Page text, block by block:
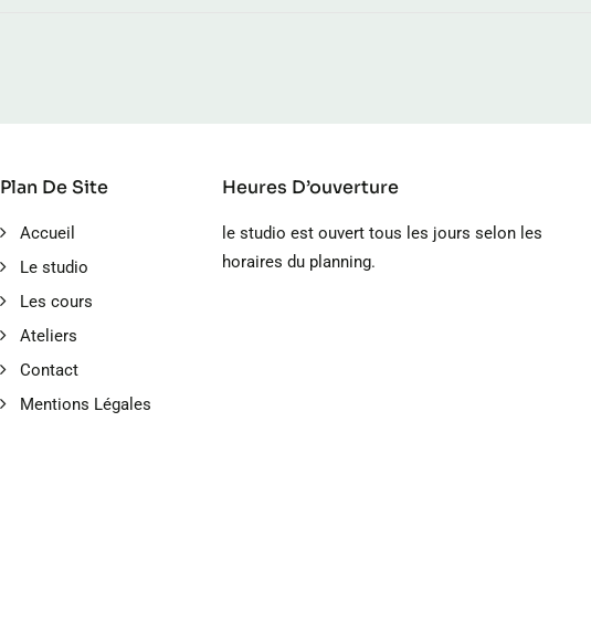
Plan De Site
Accueil
Le studio
Les cours
Ateliers
Contact
Mentions Légales
Heures D’ouverture
le studio est ouvert tous les jours selon les
horaires du planning.